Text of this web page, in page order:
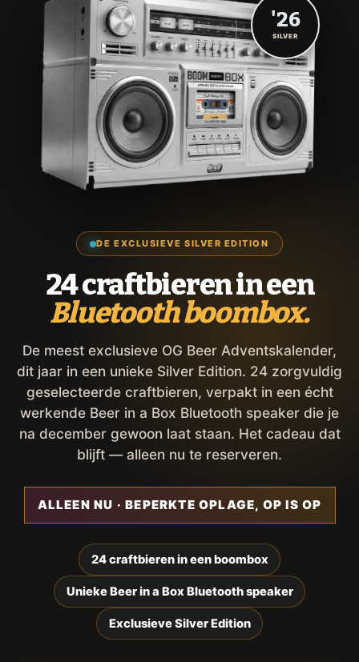
DE EXCLUSIEVE SILVER EDITION
24 craftbieren in een
Bluetooth boombox.
De meest exclusieve OG Beer Adventskalender,
dit jaar in een unieke Silver Edition. 24 zorgvuldig
geselecteerde craftbieren, verpakt in een écht
werkende Beer in a Box Bluetooth speaker die je
na december gewoon laat staan. Het cadeau dat
blijft — alleen nu te reserveren.
ALLEEN NU · BEPERKTE OPLAGE, OP IS OP
24 craftbieren in een boombox
Unieke Beer in a Box Bluetooth speaker
Exclusieve Silver Edition
'26
SILVER